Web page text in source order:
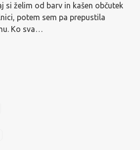
si želim od barv in kašen občutek
potem sem pa prepustila
Ko sva…